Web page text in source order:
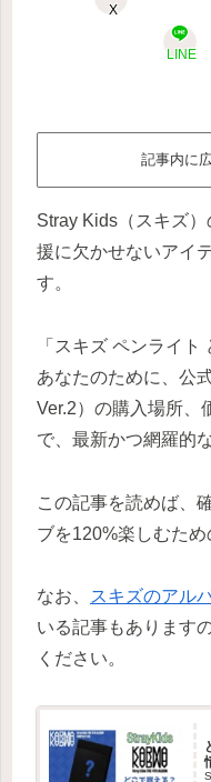
X
LINE
記事内に
Stray Kids（スキズ
援に欠かせないアイ
す。
「スキズ ペンライ
あなたのために、公
Ver.2）の購入場所、
で、最新かつ網羅的
この記事を読めば、
ブを120%楽しむため
なお、 スキズのアル
いる記事もあります
ください。